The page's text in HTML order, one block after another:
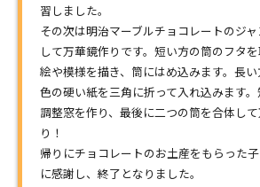
習しました。
その次は明治マーブルチョコレートのジ
して万華鏡作りです。短い方の筒のフタ
絵や模様を描き、筒にはめ込みます。長
色の硬い紙を三角に折って入れ込みます
調整窓を作り、最後に二つの筒を合体し
り！
帰りにチョコレートのお土産をもらった
に感謝し、終了となりました。